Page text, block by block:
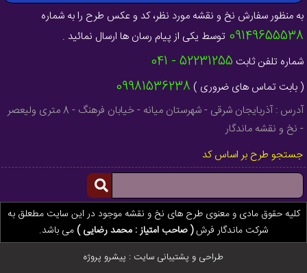
به منظور سفارش نخ و نقشه مورد نظر، کد و عکس طرح را به شماره
09149655538 توسط یکی از پیام رسان ها ارسال نمائید .
شماره تلفن ثابت 52231255 - 041
( بابت تماس های ضروری ) 09981536238
آدرس : آذربایجان شرقی - شهرستان میانه - خیابان فرهنگ - 8 متری ولیعصر
- نخ و نقشه ماندگار
جستجو طرح بر اساس کد
کلیه حقوق مادی و معنوی طرح های نخ و نقشه موجود در این سایت مطعلق به
شرکت ماندگار فرش( صاحب امتیاز : محمد رضایی )می باشد.
طراحی و پشتیبانی سایت : پیشرو پروژه